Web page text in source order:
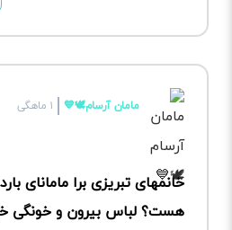
مامان آرسام🕊💙 ۱ ماهگی
خانمهای تبریزی برا مامانای
هست؟ لباس بیرون و خونگی